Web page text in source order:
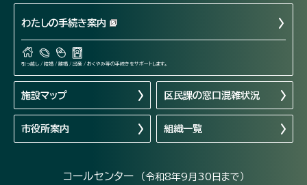
わたしの手続き案内
引っ越し / 結婚 / 離婚 / 出産 / おくやみ等の手続きをサポートします。
施設マップ 区民課の窓口混雑状況
市役所案内 組織一覧
コールセンター （令和8年9月30日まで）